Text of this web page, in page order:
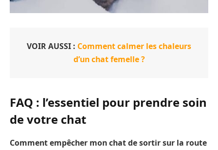
VOIR AUSSI : Comment calmer les chaleurs
d’un chat femelle ?
FAQ : l’essentiel pour prendre soin
de votre chat
Comment empêcher mon chat de sortir sur la route